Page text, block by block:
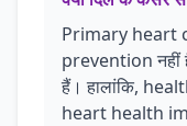
Primary heart
prevention नहीं
हैं। हालांकि,
heart health